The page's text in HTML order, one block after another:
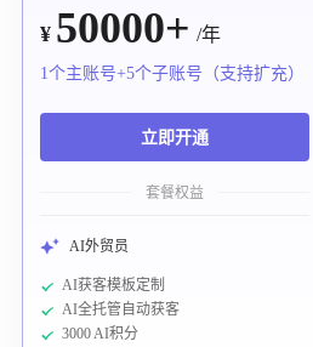
¥ 50000+ /年
1个主账号+5个子账号（支持扩充）
立即开通
套餐权益
AI外贸员
AI获客模板定制
AI全托管自动获客
3000 AI积分